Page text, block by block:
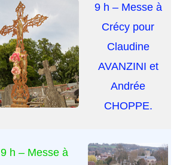
9 h – Messe à
Crécy pour
Claudine
AVANZINI et
Andrée
CHOPPE.
9 h – Messe à